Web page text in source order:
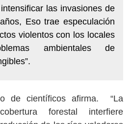
las invasiones de
Eso trae especulación
violentos con los locales
ambientales de
de científicos afirma. “La
forestal interfiere